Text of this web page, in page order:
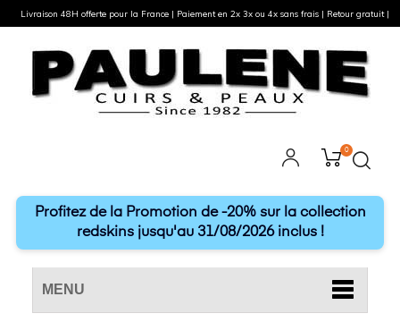
0
Profitez de la Promotion de -20% sur la collection
redskins jusqu'au 31/08/2026 inclus !
MENU
Livraison 48H offerte pour la France | Paiement en 2x 3x ou 4x sans frais | Retour gratuit |